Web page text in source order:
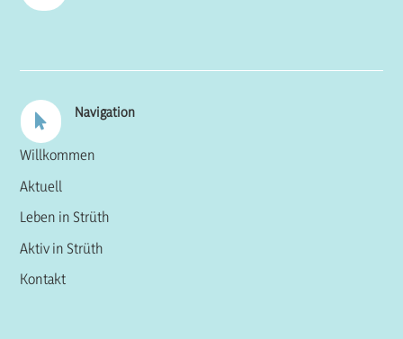
 Navigation
Willkommen
Aktuell
Leben in Strüth
Aktiv in Strüth
Kontakt